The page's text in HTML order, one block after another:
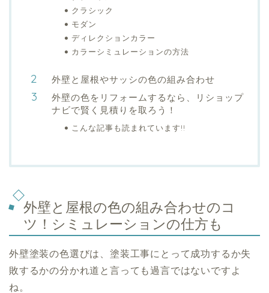
クラシック
モダン
ディレクションカラー
カラーシミュレーションの方法
外壁と屋根やサッシの色の組み合わせ
外壁の色をリフォームするなら、リショップ
ナビで賢く見積りを取ろう！
こんな記事も読まれています!!
外壁と屋根の色の組み合わせのコ
ツ！シミュレーションの仕方も
外壁塗装の色選びは、塗装工事にとって成功するか失
敗するかの分かれ道と言っても過言ではないですよ
ね。